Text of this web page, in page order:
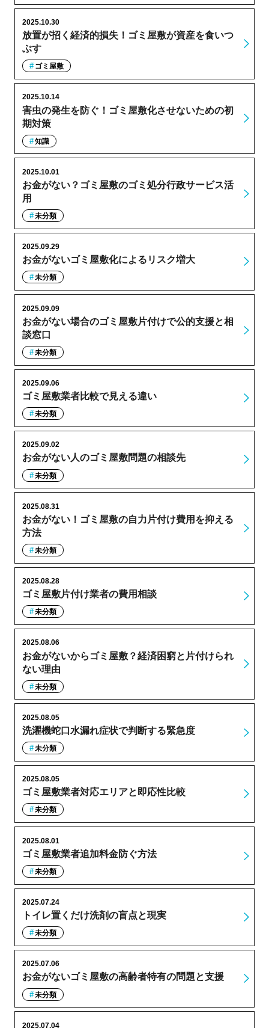
放置が招く経済的損失！ゴミ屋敷が資産を食いつ
ぶす
2025.10.30
ゴミ屋敷
害虫の発生を防ぐ！ゴミ屋敷化させないための初
期対策
2025.10.14
知識
お金がない？ゴミ屋敷のゴミ処分行政サービス活
用
2025.10.01
未分類
お金がないゴミ屋敷化によるリスク増大
2025.09.29
未分類
お金がない場合のゴミ屋敷片付けで公的支援と相
談窓口
2025.09.09
未分類
ゴミ屋敷業者比較で見える違い
2025.09.06
未分類
お金がない人のゴミ屋敷問題の相談先
2025.09.02
未分類
お金がない！ゴミ屋敷の自力片付け費用を抑える
方法
2025.08.31
未分類
ゴミ屋敷片付け業者の費用相談
2025.08.28
未分類
お金がないからゴミ屋敷？経済困窮と片付けられ
ない理由
2025.08.06
未分類
洗濯機蛇口水漏れ症状で判断する緊急度
2025.08.05
未分類
ゴミ屋敷業者対応エリアと即応性比較
2025.08.05
未分類
ゴミ屋敷業者追加料金防ぐ方法
2025.08.01
未分類
トイレ置くだけ洗剤の盲点と現実
2025.07.24
未分類
お金がないゴミ屋敷の高齢者特有の問題と支援
2025.07.06
未分類
2025.07.04